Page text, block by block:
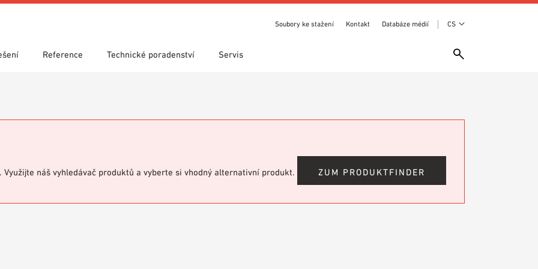
Soubory ke stažení Kontakt Databáze médií CS
Reference Technické poradenství Servis
náš vyhledávač produktů a vyberte si vhodný alternativní produkt. ZUM PRODUKTFINDER